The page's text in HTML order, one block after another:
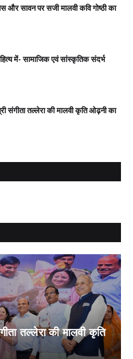
और सावन पर सजी मालवी कवि गोष्ठी का
में- सामाजिक एवं सांस्कृतिक संदर्भ
संगीता तल्लेरा की मालवी कृति ओढ़नी का
तल्लेरा की मालवी कृति